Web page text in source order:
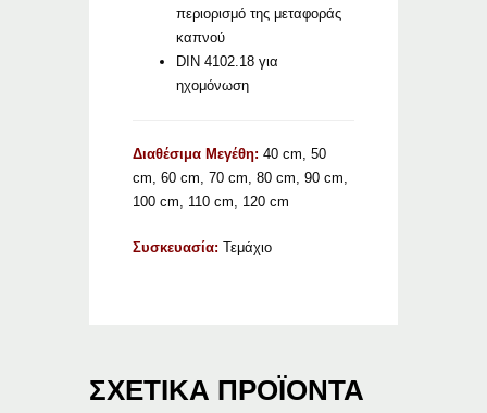
περιορισμό της μεταφοράς
καπνού
DIN 4102.18 για
ηχομόνωση
Διαθέσιμα Μεγέθη: 40 cm, 50
cm, 60 cm, 70 cm, 80 cm, 90 cm,
100 cm, 110 cm, 120 cm
Συσκευασία:Τεμάχιο
ΣΧΕΤΙΚΆ ΠΡΟΪΌΝΤΑ